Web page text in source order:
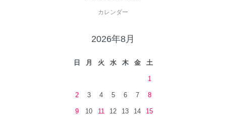
カレンダー
2026年8月
日 月 火 水 木 金 土
1
2 3 4 5 6 7 8
9 10 11 12 13 14 15